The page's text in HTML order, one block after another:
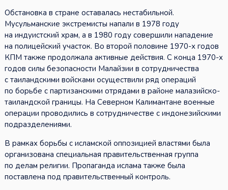
Обстановка в стране оставалась нестабильной.
Мусульманские экстремисты напали в 1978 году
на индуистский храм, а в 1980 году совершили нападение
на полицейский участок. Во второй половине 1970-х годов
КПМ также продолжала активные действия. С конца 1970-х
годов силы безопасности Малайзии в сотрудничества
с таиландскими войсками осуществили ряд операций
по борьбе с партизанскими отрядами в районе малазийско-
таиландской границы. На Северном Калимантане военные
операции проводились в сотрудничестве с индонезийскими
подразделениями.
В рамках борьбы с исламской оппозицией властями была
организована специальная правительственная группа
по делам религии. Пропаганда ислама также была
поставлена под правительственный контроль.